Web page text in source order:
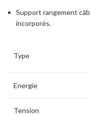
Support rangement
incorporés.
Type
Energie
Tension